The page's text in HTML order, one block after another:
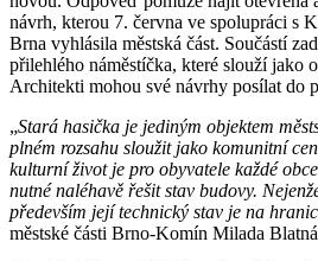
návrh, kterou 7. června ve spolupráci s
Brna vyhlásila městská část. Součástí
přilehlého náměstíčka, které slouží jako
Architekti mohou své návrhy posílat do
„Stará hasička je jediným objektem
plném rozsahu sloužit jako komunitní
kulturní život je pro obyvatele každé
nutné naléhavě řešit stav budovy.
především její technický stav je na
městské části Brno-Komín Milada